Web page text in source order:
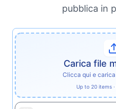
pubblica in
Carica file
Clicca qui e
Up to 20 items